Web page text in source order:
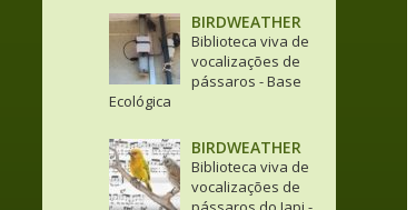
BIRDWEATHER
Biblioteca viva de
vocalizações de
pássaros - Base
Ecológica
BIRDWEATHER
Biblioteca viva de
vocalizações de